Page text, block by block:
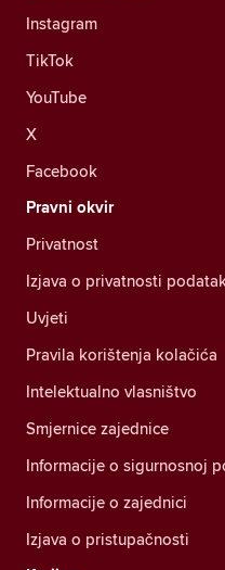
Instagram
TikTok
YouTube
X
Facebook
Pravni okvir
Privatnost
Izjava o privatnosti
Uvjeti
Pravila korištenja kolačića
Intelektualno vlasništvo
Smjernice zajednice
Informacije o sigurnosnoj
Informacije o zajednici
Izjava o pristupačnosti